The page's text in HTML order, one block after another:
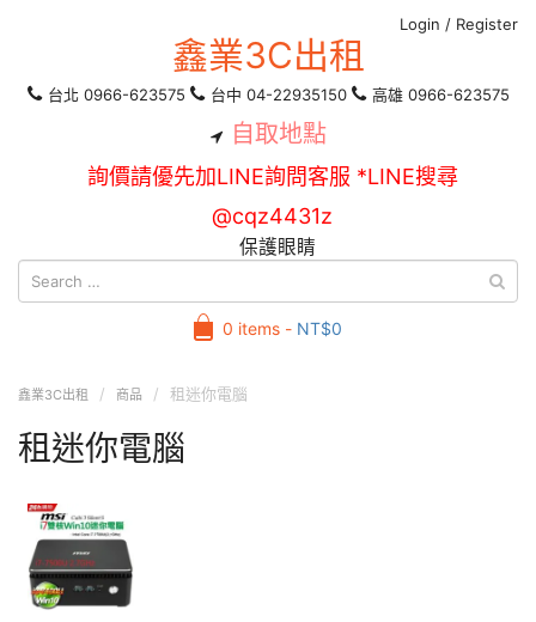
Login / Register
鑫業3C出租
台北 0966-623575 台中 04-22935150 高雄 0966-623575
自取地點
詢價請優先加LINE詢問客服 *LINE搜尋
@cqz4431z
保護眼睛
0 items - NT$0
鑫業3C出租 商品 租迷你電腦
租迷你電腦